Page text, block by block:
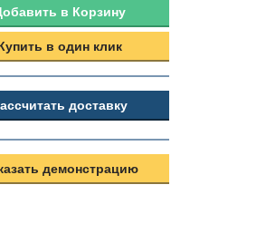
в Корзину
в один клик
доставку
демонстрацию